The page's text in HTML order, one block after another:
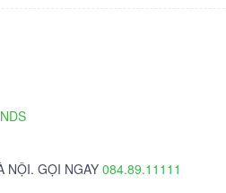
NỘI. GỌI NGAY 084.89.11111